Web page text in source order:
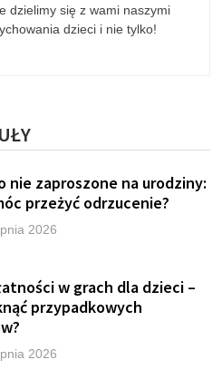
dzielimy się z wami naszymi
dzieci i nie tylko!
nie zaproszone na urodziny:
przeżyć odrzucenie?
2026
w grach dla dzieci –
przypadkowych
2026